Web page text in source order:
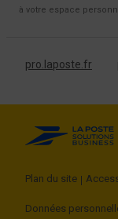
à votre espace
pro.laposte.fr
Plan du site
Données